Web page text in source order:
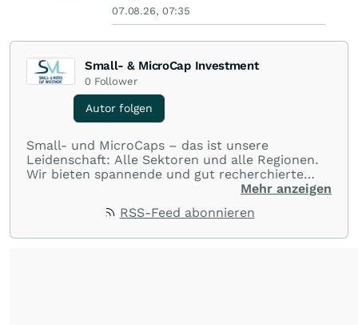
07.08.26, 07:35
Small- & MicroCap Investment
0 Follower
Autor folgen
Small- und MicroCaps – das ist unsere
Leidenschaft: Alle Sektoren und alle Regionen.
Wir bieten spannende und gut recherchierte
Einblicke in branchen- und marktbezogene
umfangreiche Erfahrungen in der Branche und
Mehr anzeigen
RSS-Feed abonnieren